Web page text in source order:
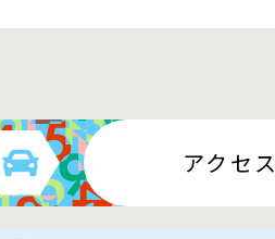
アクセス